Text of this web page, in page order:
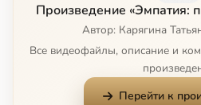
Произведение «Эмпатия:
Автор: Карягина
Все видеофайлы, описание и
Перейти к